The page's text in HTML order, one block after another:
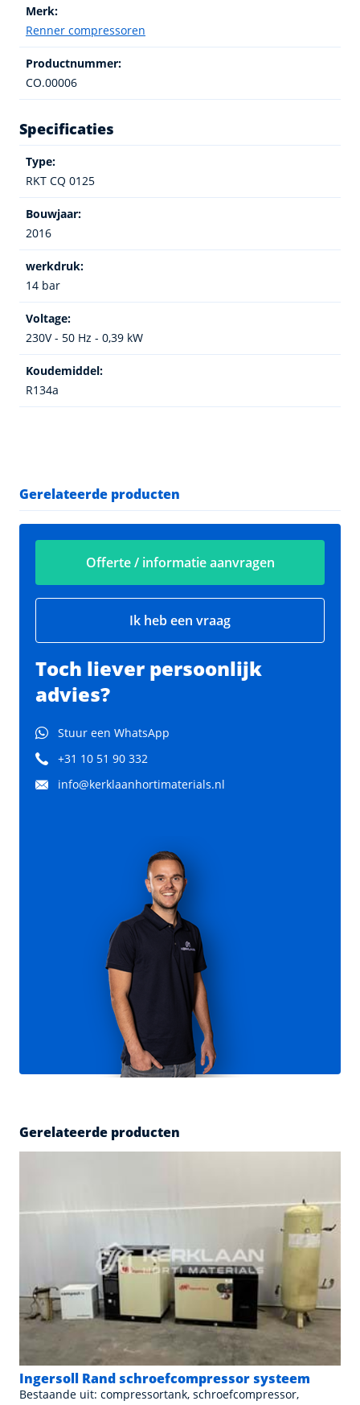
Merk:
Renner compressoren
Productnummer:
CO.00006
Specificaties
Type:
RKT CQ 0125
Bouwjaar:
2016
werkdruk:
14 bar
Voltage:
230V - 50 Hz - 0,39 kW
Koudemiddel:
R134a
Gerelateerde producten
Offerte / informatie aanvragen
Ik heb een vraag
Toch liever persoonlijk
advies?
Stuur een WhatsApp
+31 10 51 90 332
info@kerklaanhortimaterials.nl
Gerelateerde producten
Ingersoll Rand schroefcompressor systeem
Bestaande uit: compressortank, schroefcompressor,